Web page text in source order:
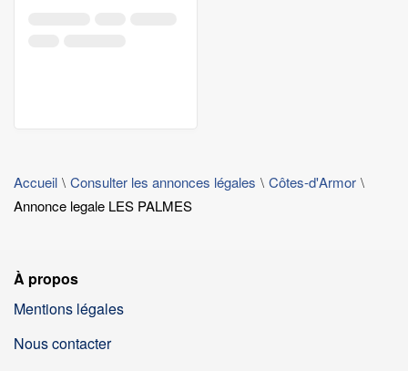
Accueil Consulter les annonces légales
Côtes-d'Armor
Annonce legale LES PALMES
À propos
Mentions légales
Nous contacter